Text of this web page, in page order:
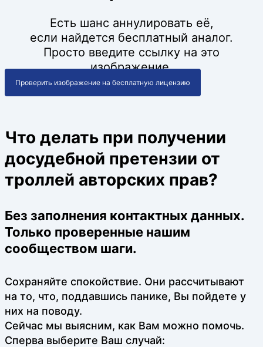
Есть шанс аннулировать её,
если найдется бесплатный аналог.
Просто введите ссылку на это
изображение.
Проверить изображение на бесплатную лицензию
Что делать при получении
досудебной претензии от
троллей авторских прав?
Без заполнения контактных данных.
Только проверенные нашим
сообществом шаги.
Сохраняйте спокойствие. Они рассчитывают
на то, что, поддавшись панике, Вы пойдете у
них на поводу.
Сейчас мы выясним, как Вам можно помочь.
Сперва выберите Ваш случай: